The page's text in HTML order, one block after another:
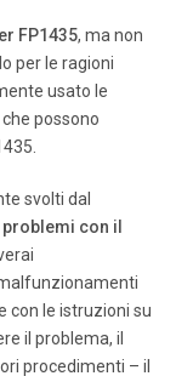
utilizar
el
fiche
de
ce genre
FP1435, ma non
per le ragioni
usato le
possono
svolti dal
problemi con il
con le istruzioni su
il problema, il
procedimenti – il